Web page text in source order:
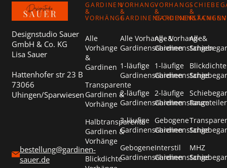
Designstudio Sauer
GmbH & Co. KG
Lisa Sauer
Hattenhofer str 23 B
73066
Uhingen/Sparwiesen
bestellung@gardinen-
sauer.de
GARDINEN
&
VORHÄNGE
Alle
Vorhänge
&
Gardinen
Transparente
Gardinen &
Vorhänge
Halbtransparente
Gardinen &
Vorhänge
Blickdichte
VORHANG-
&
GARDINENSCHIENEN
Alle Vorhang- &
Gardinenschienen
1-läufige
Gardinenschienen
2-läufige
Gardinenschienen
3-läufige
Gardinenschienen
Gebogene
Gardinenschienen
VORHANG-
&
GARDINENSTANGEN
Alle Vorhang- &
Gardinenstangen
1-läufige
Gardinenstange
2-läufige
Gardinenstange
Gebogene
Gardinenstange
Interstil
Gardinenstange
&
Alle
Blickdichte
Raumteiler
MHZ